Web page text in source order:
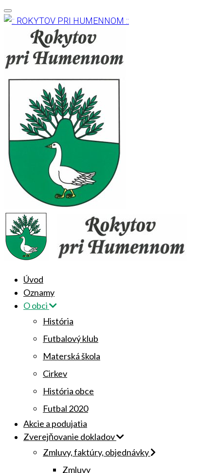
Úvod
Oznamy
O obci
História
Futbalový klub
Materská škola
Cirkev
História obce
Futbal 2020
Akcie a podujatia
Zverejňovanie dokladov
Zmluvy, faktúry, objednávky
Zmluvy